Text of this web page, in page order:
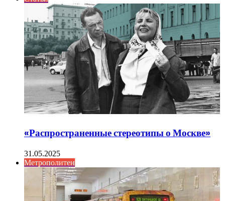
«Распространенные стереотипы о Москве»
31.05.2025
Метрополитен